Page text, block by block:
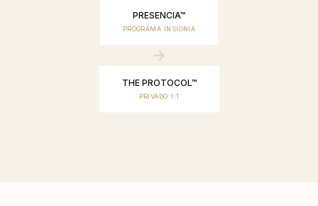
PRESENCIA™
PROGRAMA INSIGNIA
THE PROTOCOL™
PRIVADO 1:1